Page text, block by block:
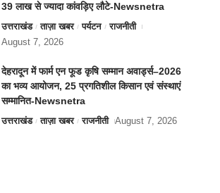
39 लाख से ज्यादा कांवड़िए लौटे-Newsnetra
उत्तराखंड ताज़ा खबर पर्यटन
राजनीती
August 7, 2026
देहरादून में फार्म एन फूड कृषि सम्मान अवार्ड्स–2026
का भव्य आयोजन, 25 प्रगतिशील किसान एवं संस्थाएं
सम्मानित-Newsnetra
उत्तराखंड ताज़ा खबर राजनीती August 7, 2026